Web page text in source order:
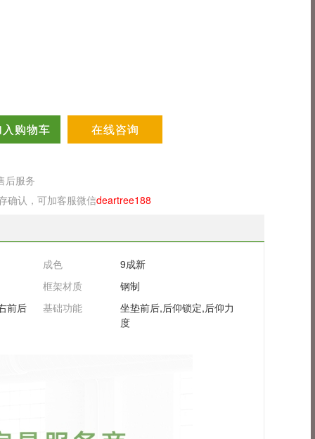
购物车 在线咨询
后服务
确认，可加客服微信deartree188
成色
9成新
框架材质
钢制
前后
基础功能
坐垫前后,后仰锁定,后仰力
度